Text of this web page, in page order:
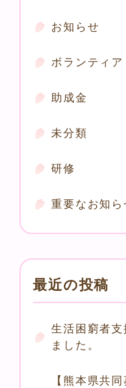
お知らせ
ボランティア
助成金
未分類
研修
重要なお知ら
最近の投稿
生活困窮者支
ました。
【熊本県共